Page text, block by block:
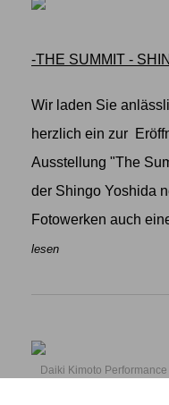
-THE SUMMIT -
Wir laden Sie
herzlich ein zur
Ausstellung "The
der Shingo Yoshida
Fotowerken auch
lesen
Daiki Kimoto